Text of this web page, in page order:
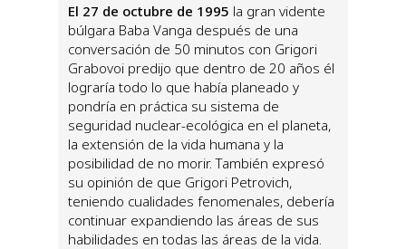
El 27 de octubre de 1995 la gran vidente
búlgara Baba Vanga después de una
conversación de 50 minutos con Grigori
Grabovoi predijo que dentro de 20 años él
lograría todo lo que había planeado y
pondría en práctica su sistema de
seguridad nuclear-ecológica en el planeta,
la extensión de la vida humana y la
posibilidad de no morir. También expresó
su opinión de que Grigori Petrovich,
teniendo cualidades fenomenales, debería
continuar expandiendo las áreas de sus
habilidades en todas las áreas de la vida.